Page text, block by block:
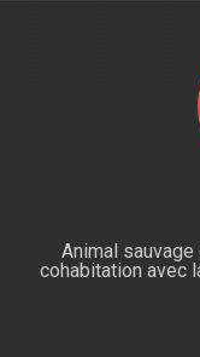
Animal
cohabitation avec